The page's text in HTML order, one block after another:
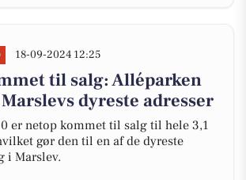
18-09-2024 12:25
til salg: Alléparken
dyreste adresser
er netop kommet til salg til hele 3,1
gør den til en af de dyreste
i Marslev.